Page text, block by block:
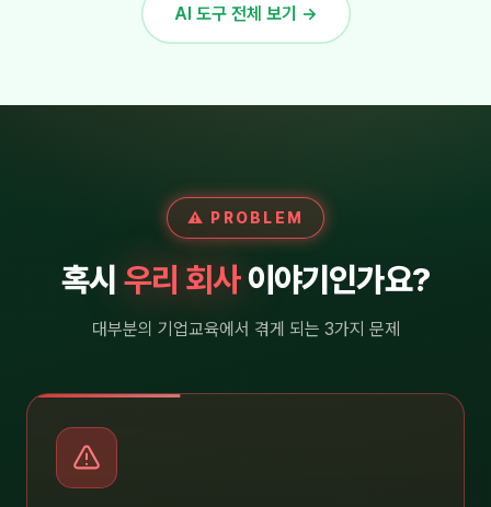
AI 도구 전체 보기 →
⚠ PROBLEM
혹시 우리 회사이야기인가요?
대부분의 기업교육에서 겪게 되는 3가지 문제